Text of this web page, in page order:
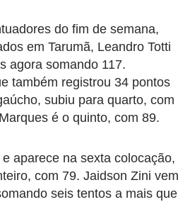
do fim de semana,
em Tarumã, Leandro Totti
agora somando 117.
também registrou 34 pontos
subiu para quarto, com
é o quinto, com 89.
aparece na sexta colocação,
com 79. Jaidson Zini vem
seis tentos a mais que